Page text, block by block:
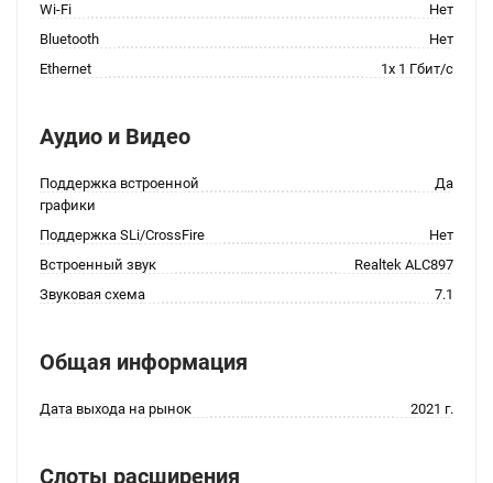
Wi-Fi
Нет
Bluetooth
Нет
Ethernet
1x 1 Гбит/с
Аудио и Видео
Поддержка встроенной
графики
Да
Поддержка SLi/CrossFire
Нет
Встроенный звук
Realtek ALC897
Звуковая схема
7.1
Общая информация
Дата выхода на рынок 2021 г.
Слоты расширения